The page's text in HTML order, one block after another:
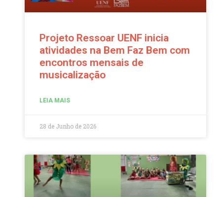
Projeto Ressoar UENF inicia
atividades na Bem Faz Bem com
encontros mensais de
musicalização
LEIA MAIS
28 de Junho de 2026